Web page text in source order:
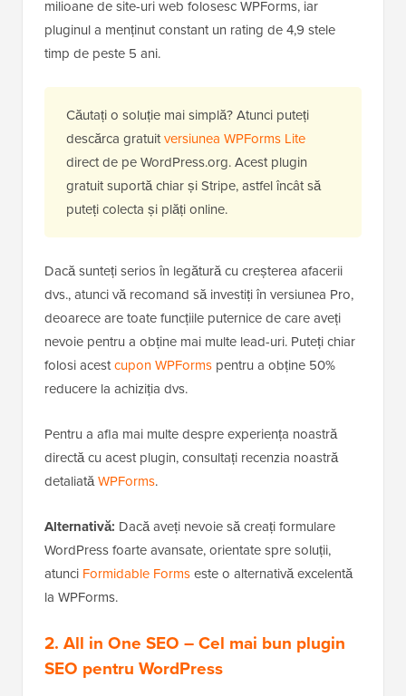
milioane de site-uri web folosesc WPForms, iar
pluginul a menținut constant un rating de 4,9 stele
timp de peste 5 ani.
Căutați o soluție mai simplă? Atunci puteți
descărca gratuitversiunea WPForms Lite
direct de pe WordPress.org. Acest plugin
gratuit suportă chiar și Stripe, astfel încât să
puteți colecta și plăți online.
Dacă sunteți serios în legătură cu creșterea afacerii
dvs., atunci vă recomand să investiți în versiunea Pro,
deoarece are toate funcțiile puternice de care aveți
nevoie pentru a obține mai multe lead-uri. Puteți chiar
folosi acestcupon WPForms pentru a obține 50%
reducere la achiziția dvs.
Pentru a afla mai multe despre experiența noastră
directă cu acest plugin, consultați recenzia noastră
detaliatăWPForms.
Alternativă: Dacă aveți nevoie să creați formulare
WordPress foarte avansate, orientate spre soluții,
atunci Formidable Formseste o alternativă excelentă
la WPForms.
2. All in One SEO – Cel mai bun plugin
SEO pentru WordPress